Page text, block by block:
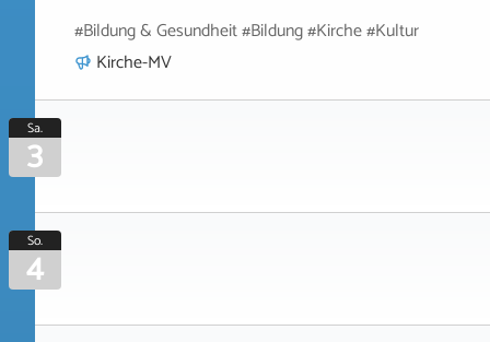
#Bildung & Gesundheit #Bildung #Kirche #Kultur
Kirche-MV
Sa.
3
So.
4